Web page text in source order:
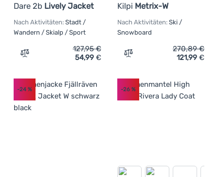
Dare 2b Lively Jacket
Nach Aktivitäten: Stadt /
Wandern / Skialp / Sport
Zum Vergleich 'Damenjacke Dare 2b Lively Jacket'
127,95€
54,99 €
Kilpi Metrix-W
Nach Aktivitäten: Ski /
Snowboard
Zum Vergleich
270,89€
121,99 €
-24 % -26%